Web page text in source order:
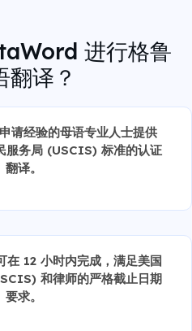
进行格鲁
译？
请经验的母语专业人士提供
服务局 (USCIS) 标准的认证
在 12 小时内完成，满足美国
和律师的严格截止日期